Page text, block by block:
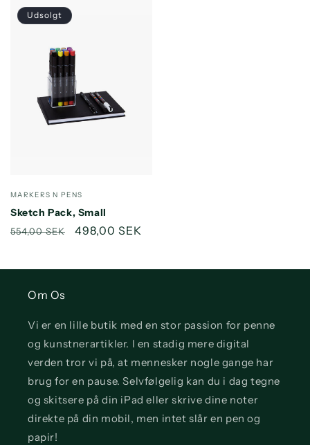
Udsolgt
Forhandler:
MARKERS N PENS
Sketch Pack, Small
Normalpris
554,00 SEK Udsalgspris
498,00 SEK
Om Os
Vi er en lille butik med en stor passion for penne
og kunstnerartikler. I en stadig mere digital
verden tror vi på, at mennesker nogle gange har
brug for en pause. Selvfølgelig kan du i dag tegne
og skitsere på din iPad eller skrive dine noter
direkte på din mobil, men intet slår en pen og
papir!